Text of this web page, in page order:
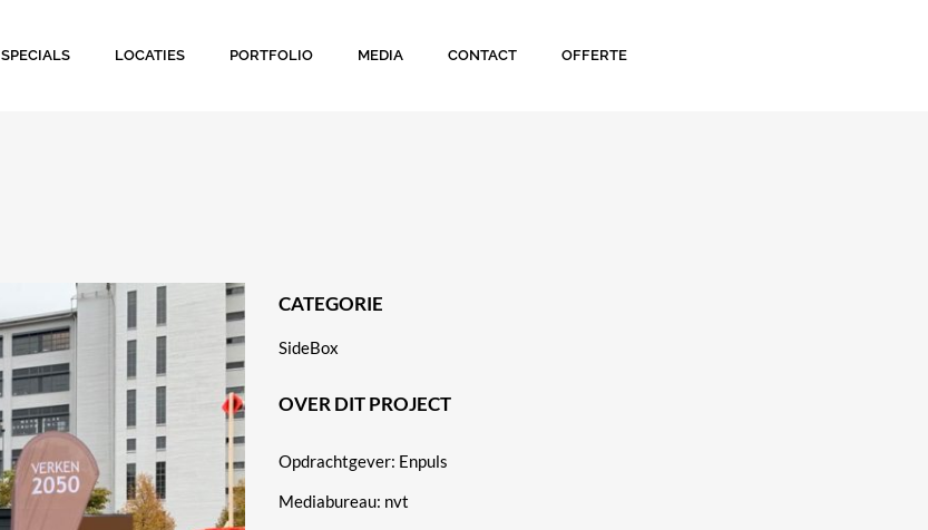
SPECIALS LOCATIES PORTFOLIO MEDIA CONTACT OFFERTE
CATEGORIE
SideBox
OVER DIT PROJECT
Opdrachtgever: Enpuls
Mediabureau: nvt